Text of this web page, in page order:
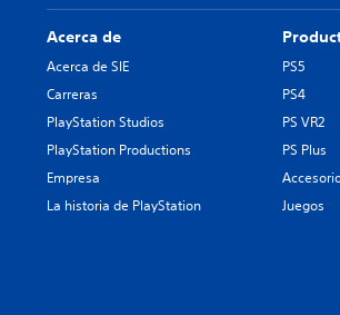
Acerca de
Acerca de SIE
Carreras
PlayStation Studios
PlayStation Productions
Empresa
La historia de PlayStation
PS5
PS4
PS VR2
PS Plus
Juegos